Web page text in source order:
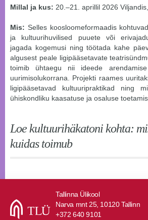
Millal ja kus: 20.–21. aprillil 2026
Mis: Selles koosloomeformaadis
ja kultuurihuvilised puuete või
jagada kogemusi ning töötada kahe
algusest peale ligipääsetavate
toimib ühtaegu nii ideede
uurimisolukorrana. Projekti raames
ligipääsetavad kultuuripraktikad ning
ühiskondliku kaasatuse ja osaluse
Loe kultuurihäkatoni kohta:
kuidas toimub
Tallinna Ülikool
Narva mnt 25, 10120 Tallinn
+372 640 9101